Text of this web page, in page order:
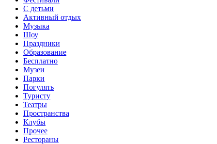
С детьми
Активный отдых
Музыка
Шоу
Праздники
Образование
Бесплатно
Музеи
Парки
Погулять
Туристу
Театры
Пространства
Клубы
Прочее
Рестораны